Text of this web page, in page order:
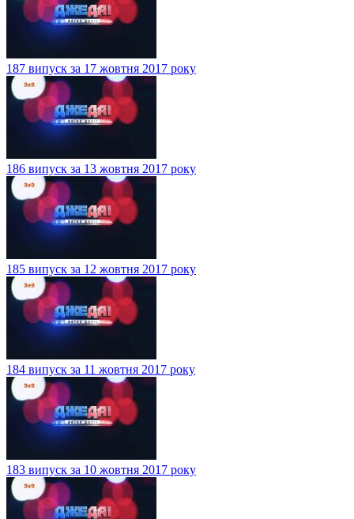
187 випуск за 17 жовтня 2017 року
186 випуск за 13 жовтня 2017 року
185 випуск за 12 жовтня 2017 року
184 випуск за 11 жовтня 2017 року
183 випуск за 10 жовтня 2017 року